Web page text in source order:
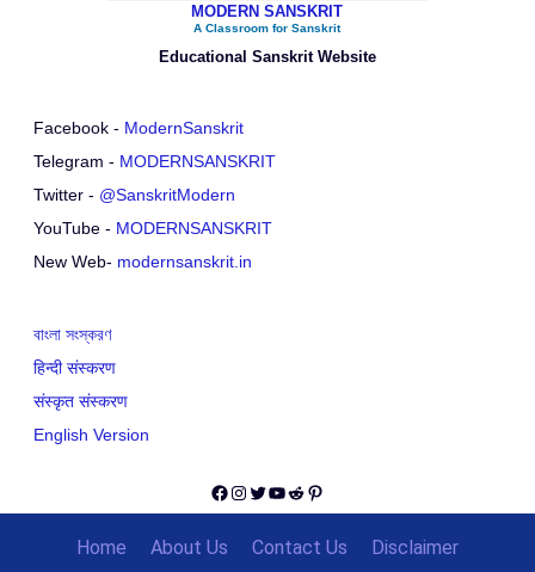
MODERN SANSKRIT
A Classroom for Sanskrit
Educational Sanskrit Website
Facebook - ModernSanskrit
Telegram - MODERNSANSKRIT
Twitter - @SanskritModern
YouTube - MODERNSANSKRIT
New Web- modernsanskrit.in
বাংলা সংস্করণ
हिन्दी संस्करण
संस्कृत संस्करण
English Version
Facebook
Instagram
Twitter
YouTube
Reddit
Pinterest
Home About Us Contact Us Disclaimer